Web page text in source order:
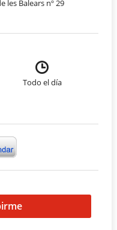
les Balears nº 29
Todo el día